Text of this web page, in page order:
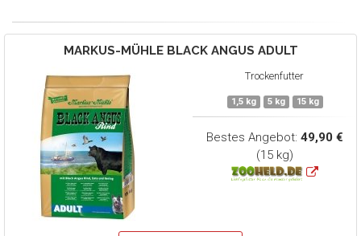
MARKUS-MÜHLEBLACK ANGUS ADULT
Trockenfutter
1,5 kg 5 kg 15 kg
Bestes Angebot: 49,90 €
(15 kg)